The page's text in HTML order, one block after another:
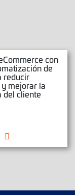
con
de
reducir
mejorar la
del cliente